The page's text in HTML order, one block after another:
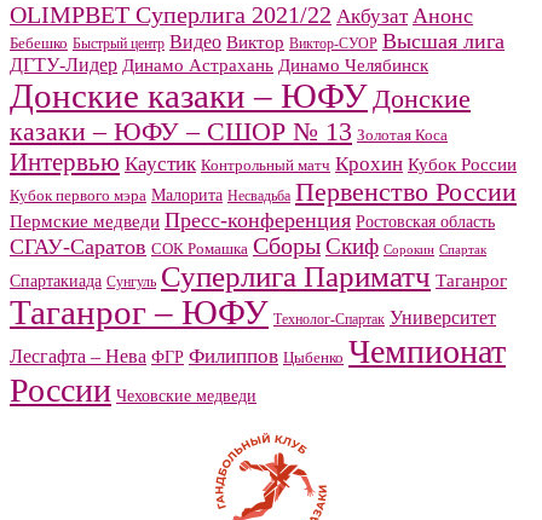
OLIMPBET Суперлига 2021/22 Акбузат Анонс
Бебешко Быстрый центр Видео Виктор Виктор-СУОР Высшая лига
ДГТУ-Лидер Динамо Астрахань Динамо Челябинск
Донские казаки – ЮФУДонские
казаки – ЮФУ – СШОР № 13 Золотая Коса
Интервью Каустик Контрольный матч Крохин Кубок России
Кубок первого мэра Малорита Несвадьба Первенство России
Пермские медведи Пресс-конференция Ростовская область
СГАУ-Саратов СОК Ромашка СборыСкиф Сорокин Спартак
Спартакиада Сунгуль Суперлига Париматч Таганрог
Таганрог – ЮФУ Технолог-Спартак Университет
Лесгафта – Нева ФГР Филиппов Цыбенко Чемпионат
России Чеховские медведи